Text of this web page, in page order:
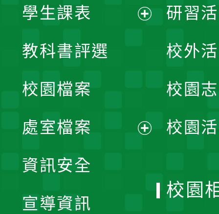
學生課表
單
教科書評選
校園檔案
處室檔案
資訊安全
宣導資訊
研習
校外
校園
校園
校園